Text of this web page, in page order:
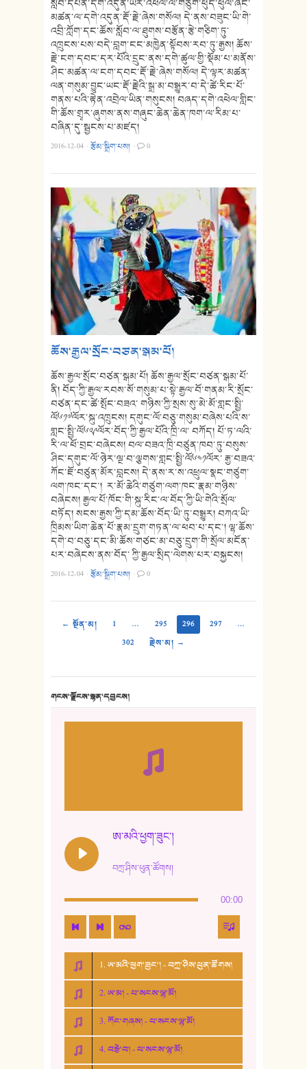
སློབ་དཔོན་དགེ་འདུན་ཡར་འཕེལ་ལ་གཙུག་ཕུད་ཕུལ་ཞིང་
མཚན་ལ་དགེ་འདུན་རྡོ་རྗེ་ཞེས་གསོལ། དེ་ནས་བཟུང་ཡི་གེ་
འབྲི་ཀློག་དང་ཆོས་སློབ་ལ་ཐུགས་བརྩོན་རྩེ་གཅིག་ཏུ་
འཁྲུངས་པས་བདེ་བླག་ངང་མཁྱེན་སྟོབས་རབ་ཏུ་རྒྱས། ཆོས་
རྗེ་ངག་དབང་དར་པོའི་དྲུང་ནས་དགེ་ཚུལ་གྱི་སྡོམ་པ་མནོས་
ཤིང་མཚན་ལ་ངག་དབང་རྡོ་རྗེ་ཞེས་གསོལ། དེ་ལྟར་མཚན་
ལན་གསུམ་བྱུང་ཡང་རྡོ་རྗེའི་སྒྲ་མ་བསྒྱུར་བ་དེ་ཚེ་རིང་པོ་
གནས་པའི་རྟེན་འབྲེལ་ཡིན་གསུངས། བཞད་དགེ་འཕེལ་གླིང་
གི་ཆོས་གྲྭར་ཞུགས་ནས་གཞུང་ཆེན་ཆེན་ཁག་ལ་རིམ་པ་
བཞིན་དུ་སྦྱངས་པ་མཛད།
2016-12-04 ·རྩོམ་སྒྲིག་པས། · 0
ཆོས་རྒྱལ་སྲོང་བཙན་སྒམ་པོ།
ཆོས་རྒྱལ་སྲོང་བཙན་སྒམ་པོ། ཆོས་རྒྱལ་སྲོང་བཙན་སྒམ་པོ་
ནི། བོད་ཀྱི་རྒྱལ་རབས་སོ་གསུམ་པ་སྟེ་རྒྱལ་བོ་གནམ་རི་སྲོང་
བཙན་དང་ཚེ་སྤོང་བཟའ་ གཉིས་ཀྱི་སྲས་སུ་མེ་མོ་གླང་སྤྱི་
ལོ༦༡༧ལོར་སྐུ་འཁྲུངས། དགུང་ལོ་བཅུ་གསུམ་བཞེས་པའི་ས་
གླང་སྤྱི་ལོ༦༢༩ལོར་བོད་ཀྱི་རྒྱལ་པོའི་ཁྲི་ལ་ བཀོད། པོ་ཏ་ལའི་
རི་ལ་ཕོ་བྲང་བཞེངས། བལ་བཟའ་ཁྲི་བཙུན་ཁབ་ཏུ་བསུས་
ཤིང་དགུང་ལོ་ཉེར་ལྔ་བ་ལྕགས་གླང་སྤྱི་ལོ༦༤༡ལོར་ རྒྱ་བཟའ་
ཀོང་ཇོ་བཙུན་མོར་བླངས། དེ་ནས་ར་ས་འཕྲུལ་སྣང་གཙུག་
ལག་ཁང་དང་། ར་མོ་ཆེའི་གཙུག་ལག་ཁང་རྣམ་གཉིས་
བཞེངས། རྒྱལ་པོ་ཁོང་གི་སྐུ་རིང་ལ་བོད་ཀྱི་ཡི་གེའི་སྲོལ་
བཏོད། སངས་རྒྱས་ཀྱི་དམ་ཆོས་བོད་ཡི་ཏུ་བསྒྱུར། བཀའ་ཡི་
ཁྲིམས་ཡིག་ཆེན་པོ་རྣམ་དྲུག་གཏན་ལ་ཕབ་པ་དང་། ལྷ་ཆོས་
དགེ་བ་བཅུ་དང་མི་ཆོས་གཙང་མ་བཅུ་དྲུག་གི་སྲོལ་མངོན་
པར་བཞེངས་ནས་བོད་ ཀྱི་རྒྱལ་སྲིད་ལེགས་པར་བསྐྱངས།
2016-12-04 ·རྩོམ་སྒྲིག་པས། · 0
← སྔོན་མ། 1 … 295 296 297
…
302
རྗེས་མ། →
གངས་ལྗོངས་སྙན་དབྱངས།
ཨ་མའི་ཕྱག་ཟུང་།
བཀྲ་ཤིས་ཕུན་ཚོགས།
00:00
1. ཨ་མའི་ཕྱག་ཟུང་། - བཀྲ་ཤིས་ཕུན་ཚོགས།
2. ཨ་མ། - པ་སངས་ལྷ་མོ།
3. ཀོང་གཞས། - པ་སངས་ལྷ་མོ།
4. བརྩེ་བ། - པ་སངས་ལྷ་མོ།